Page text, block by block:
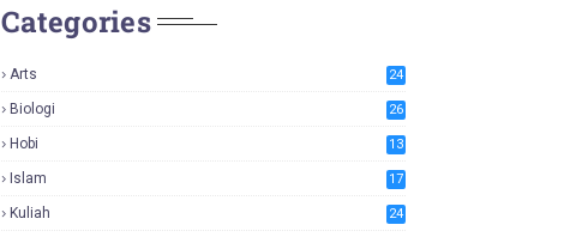
Categories
Arts 24
Biologi 26
Hobi 13
Islam 17
Kuliah 24